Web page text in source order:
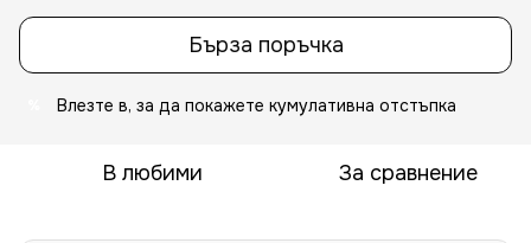
Бърза поръчка
Влезте в, за да покажете кумулативна отстъпка
В любими За сравнение